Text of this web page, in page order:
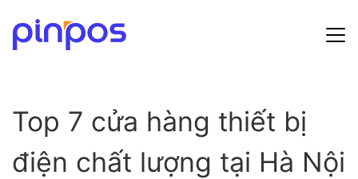
Bảng giá
Tin tức
Top 7 cửa hàng thiết bị
điện chất lượng tại Hà Nội